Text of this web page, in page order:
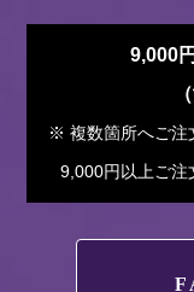
9,000
※ 複数箇所へご注
9,000円以上ご注